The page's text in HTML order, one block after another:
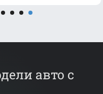
авто с